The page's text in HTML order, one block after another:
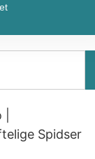
Spidser